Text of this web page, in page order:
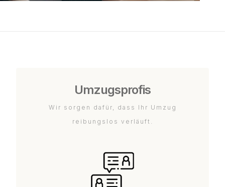
Umzugsprofis
Wir sorgen dafür, dass Ihr Umzug
reibungslos verläuft.